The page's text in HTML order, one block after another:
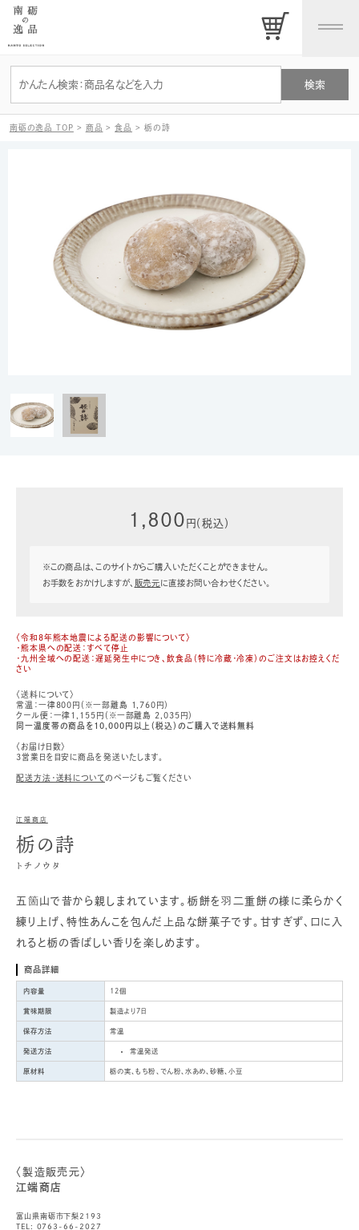
南砺の逸品 TOP > 商品 >食品 > 栃の詩
1,800 円（税込）
※この商品は、このサイトからご購入いただくことができません。
お手数をおかけしますが、
販売元 に直接お問い合わせください。
〈令和8年熊本地震による配送の影響について〉
・熊本県への配送：すべて停止
・九州全域への配送：遅延発生中につき、飲食品（特に冷蔵・冷凍）のご注文はお控えくだ
さい
〈送料について〉
常温：一律800円（※一部離島 1,760円）
クール便：一律1,155円（※一部離島 2,035円）
同一温度帯の商品を10,000円以上（税込）のご購入で送料無料
〈お届け日数〉
3営業日を目安に商品を発送いたします。
配送方法・送料についてのページもご覧ください
江端商店
栃の詩
トチノウタ
五箇山で昔から親しまれています。栃餅を羽二重餅の様に柔らかく
練り上げ、特性あんこを包んだ上品な餅菓子です。甘すぎず、口に入
れると栃の香ばしい香りを楽しめます。
商品詳細
内容量 12個
賞味期限 製造より7日
保存方法 常温
発送方法 常温発送
原材料 栃の実、もち粉、でん粉、水あめ、砂糖、小豆
〈製造販売元〉
江端商店
富山県南砺市下梨2193
TEL: 0763-66-2027